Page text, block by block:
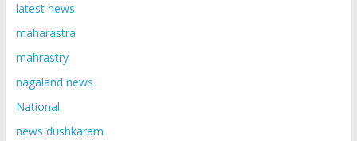
latest news
maharastra
mahrastry
nagaland news
National
news dushkaram